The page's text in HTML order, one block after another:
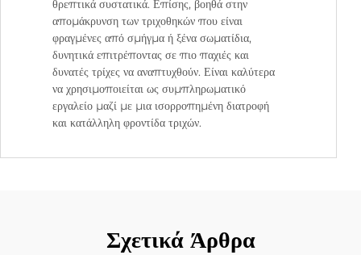
θρεπτικά συστατικά. Επίσης, βοηθά στην
απομάκρυνση των τριχοθηκών που είναι
φραγμένες από σμήγμα ή ξένα σωματίδια,
δυνητικά επιτρέποντας σε πιο παχιές και
δυνατές τρίχες να αναπτυχθούν. Είναι καλύτερα
να χρησιμοποιείται ως συμπληρωματικό
εργαλείο μαζί με μια ισορροπημένη διατροφή
και κατάλληλη φροντίδα τριχών.
Σχετικά Άρθρα